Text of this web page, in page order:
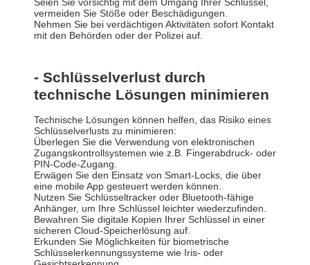
Seien Sie vorsichtig mit dem Umgang Ihrer Schlüssel,
vermeiden Sie Stöße oder Beschädigungen.
Nehmen Sie bei verdächtigen Aktivitäten sofort Kontakt
mit den Behörden oder der Polizei auf.
- Schlüsselverlust durch
technische Lösungen minimieren
Technische Lösungen können helfen, das Risiko eines
Schlüsselverlusts zu minimieren:
Überlegen Sie die Verwendung von elektronischen
Zugangskontrollsystemen wie z.B. Fingerabdruck- oder
PIN-Code-Zugang.
Erwägen Sie den Einsatz von Smart-Locks, die über
eine mobile App gesteuert werden können.
Nutzen Sie Schlüsseltracker oder Bluetooth-fähige
Anhänger, um Ihre Schlüssel leichter wiederzufinden.
Bewahren Sie digitale Kopien Ihrer Schlüssel in einer
sicheren Cloud-Speicherlösung auf.
Erkunden Sie Möglichkeiten für biometrische
Schlüsselerkennungssysteme wie Iris- oder